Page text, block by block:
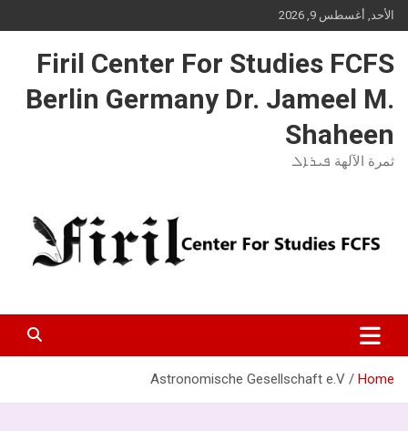
Skip
to
الأحد, أغسطس 9, 2026
Firil Center For Studies FCFS
Berlin Germany Dr. Jameel M.
Shaheen
ثمرة الآلهة ܦܝܪܐܠ
Home
Astronomische Gesellschaft e.V